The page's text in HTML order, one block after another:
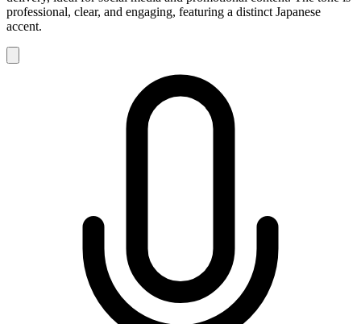
professional, clear, and engaging, featuring a distinct Japanese
accent.